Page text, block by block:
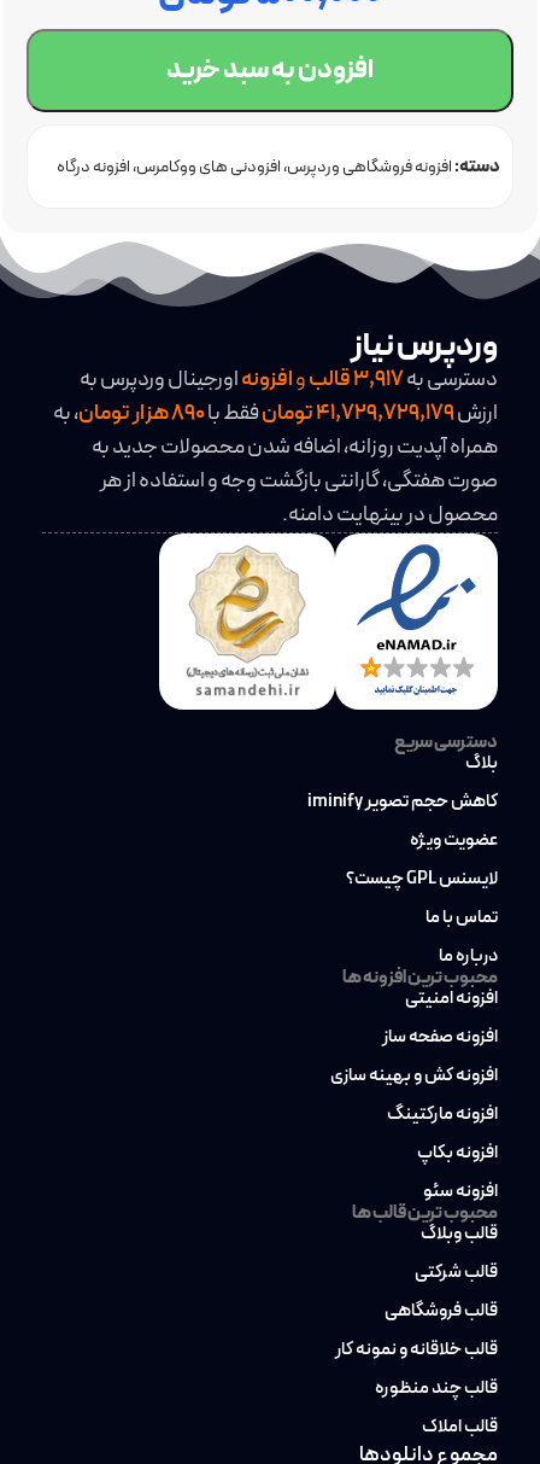
افزودن به سبد خرید
دسته:افزونه فروشگاهی وردپرس افزودنی های ووکامرس افزونه درگاه
وردپرس نیاز
دسترسی به3,917قالبوافزونهاورجینال وردپرس به
ارزش41,729,729,179 تومان فقط با
، به
همراه آپدیت روزانه، اضافه شدن محصولات جدید به
صورت هفتگی، گارانتی بازگشت وجه و استفاده از هر
محصول در بینهایت دامنه.
دسترسی سریع
بلاگ
کاهش حجم تصویر iminify
عضویت ویژه
لایسنس GPL چیست؟
تماس با ما
درباره ما
محبوب ترین افزونه ها
افزونه امنیتی
افزونه صفحه ساز
افزونه کش و بهینه سازی
افزونه مارکتینگ
افزونه بکاپ
افزونه سئو
محبوب ترین قالب ها
قالب وبلاگ
قالب شرکتی
قالب فروشگاهی
قالب خلاقانه و نمونه کار
قالب چند منظوره
قالب املاک
مجموع دانلودها